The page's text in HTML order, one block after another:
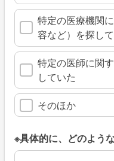
特定の医療機関
容など）を探し
特定の医師に関
していた
そのほか
※具体的に、どのよう
※具体的に、どのよう